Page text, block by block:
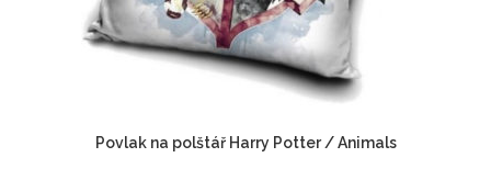
Povlak na polštář Harry Potter / Animals